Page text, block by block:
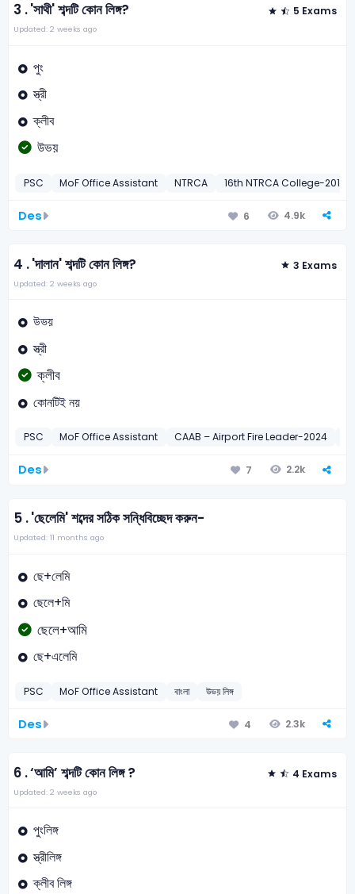
3 .'সাথী' শব্দটি কোন লিঙ্গ? 5 Exams
Updated: 2 weeks ago
পুং
স্ত্রী
ক্লীব
উভয়
PSC MoF Office Assistant NTRCA 16th NTRCA College-2019
Des 6 4.9k
4 .'দালান' শব্দটি কোন লিঙ্গ? 3 Exams
Updated: 2 weeks ago
উভয়
স্ত্রী
ক্লীব
কোনটিই নয়
PSC MoF Office Assistant CAAB – Airport Fire Leader-2024
Des 7 2.2k
5 .'ছেলেমি' শব্দের সঠিক সন্ধিবিচ্ছেদ করুন-
Updated: 11 months ago
ছে+লেমি
ছেলে+মি
ছেলে+আমি
ছে+এলেমি
PSC MoF Office Assistant বাংলা উভয় লিঙ্গ
Des 4 2.3k
6 .‘আমি’ শব্দটি কোন লিঙ্গ ? 4 Exams
Updated: 2 weeks ago
পুংলিঙ্গ
স্ত্রীলিঙ্গ
ক্লীব লিঙ্গ